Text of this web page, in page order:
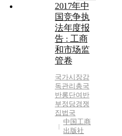
2017年中
国竞争执
法年度报
告 : 工商
和市场监
管卷
국가시장감
독관리총국
반롱단여반
부정당경쟁
집법국
中国工商
出版社